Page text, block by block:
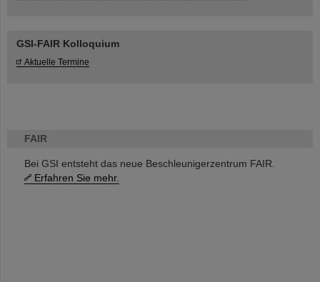
FAIR
Bei GSI entsteht das neue Beschleunigerzentrum FAIR.
Erfahren Sie mehr.
GSI-FAIR Kolloquium
Aktuelle Termine